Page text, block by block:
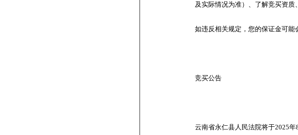
及实际情况为准）、了解竞买资质
如违反相关规定，您的保证金可能
竞买公告
云南省永仁县人民法院将于2025